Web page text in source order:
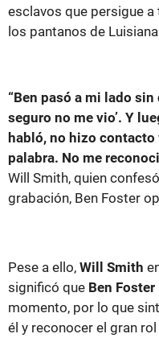
esclavos que persigue
los pantanos de
“Ben pasó a mi lado sin
seguro no me vio’. Y
habló, no hizo
palabra. No me
Will Smith, quien
grabación, Ben Foster
Pese a ello, Will Smith
significó que Ben Foster
momento, por lo que
él y reconocer el gran